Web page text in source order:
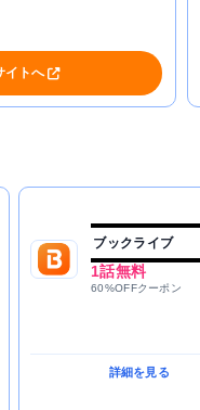
イトへ
ブックライブ
1話無料
60%OFFクーポン
詳細を見る